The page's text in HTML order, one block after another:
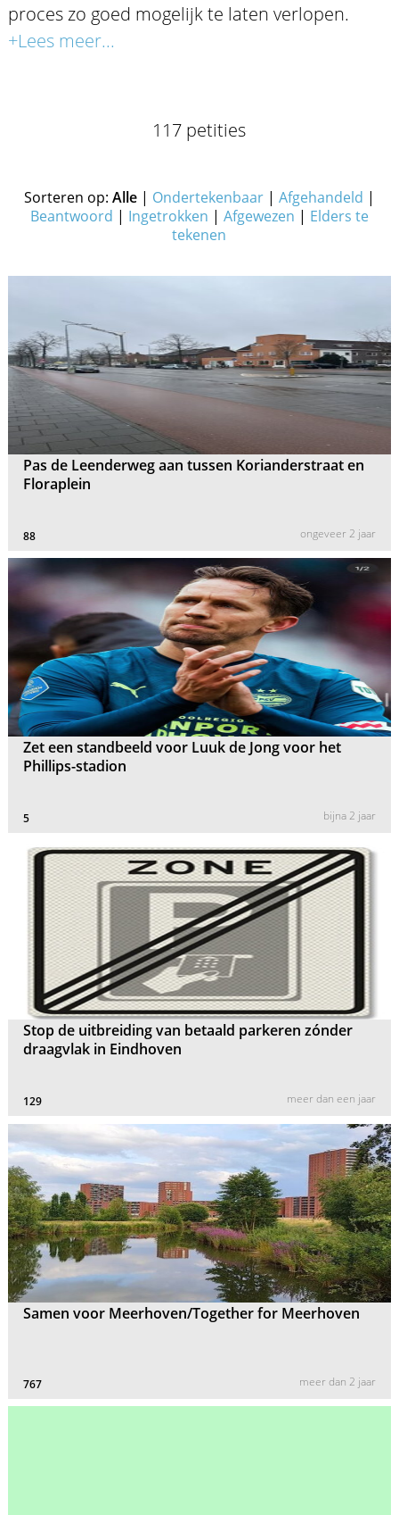
proces zo goed mogelijk te laten verlopen.
+Lees meer...
117 petities
Sorteren op: Alle| Ondertekenbaar| Afgehandeld |
Beantwoord | Ingetrokken | Afgewezen | Elders te
tekenen
Pas de Leenderweg aan tussen Korianderstraat en
Floraplein
88 ongeveer 2 jaar
Zet een standbeeld voor Luuk de Jong voor het
Phillips-stadion
5 bijna 2 jaar
Stop de uitbreiding van betaald parkeren zónder
draagvlak in Eindhoven
129 meer dan een jaar
Samen voor Meerhoven/Together for Meerhoven
767 meer dan 2 jaar